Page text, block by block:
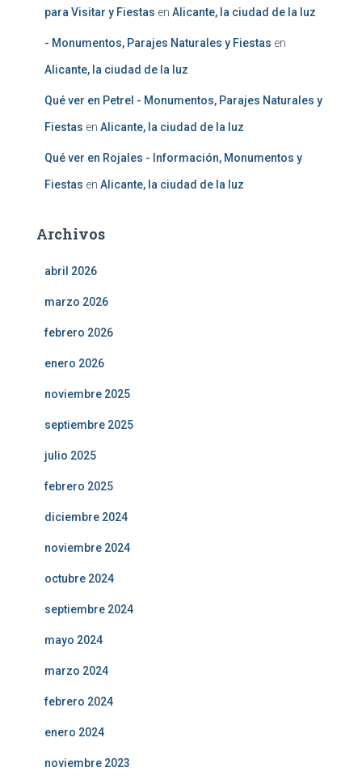
para Visitar y Fiestas en Alicante, la ciudad de la luz
- Monumentos, Parajes Naturales y Fiestas en
Alicante, la ciudad de la luz
Qué ver en Petrel - Monumentos, Parajes Naturales y
Fiestas en Alicante, la ciudad de la luz
Qué ver en Rojales - Información, Monumentos y
Fiestas en Alicante, la ciudad de la luz
Archivos
abril 2026
marzo 2026
febrero 2026
enero 2026
noviembre 2025
septiembre 2025
julio 2025
febrero 2025
diciembre 2024
noviembre 2024
octubre 2024
septiembre 2024
mayo 2024
marzo 2024
febrero 2024
enero 2024
noviembre 2023